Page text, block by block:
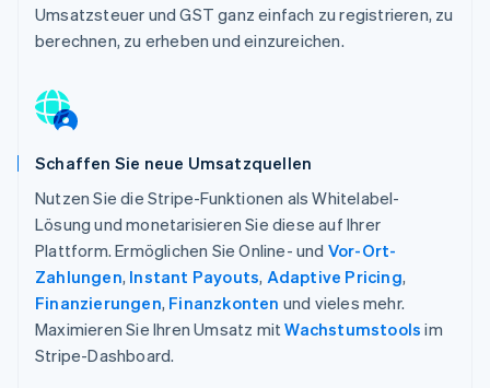
Umsatzsteuer und GST ganz einfach zu registrieren, zu
berechnen, zu erheben und einzureichen.
Schaffen Sie neue Umsatzquellen
Nutzen Sie die Stripe-Funktionen als Whitelabel-
Lösung und monetarisieren Sie diese auf Ihrer
Plattform. Ermöglichen Sie Online- und Vor-Ort-
Zahlungen, Instant Payouts, Adaptive Pricing,
Finanzierungen, Finanzkonten und vieles mehr.
Maximieren Sie Ihren Umsatz mitWachstumstools im
Stripe-Dashboard.